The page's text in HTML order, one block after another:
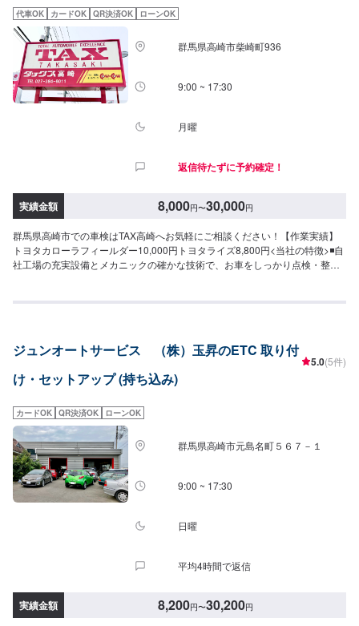
持ち込みパーツの詳細をご入力ください。〈代車について〉無料の代車ご用
意しております！愛車の作業中は代車をご利用ください！※代車の燃料代はお
客様にご負担いただいております。【定休日・営業時間】定休日：不定休営
業時間：9:00~18:00
代車OK カードOK QR決済OK ローンOK
群馬県高崎市柴崎町936
9:00 ~ 17:30
月曜
返信待たずに予約確定！
実績金額 8,000円〜30,000円
群馬県高崎市での車検はTAX高崎へお気軽にご相談ください！【作業実績】
トヨタカローラフィールダー10,000円トヨタライズ8,800円<当社の特徴>◾自
社工場の充実設備とメカニックの確かな技術で、お車をしっかり点検・整
様のご予算やご希望の時間に応じてプランをご提案！>★安く済ませたい…★
りにご納得いただければ作業開始【4】仕上がり次第納車-----納期について----
-納期は通常1日～2日程度で納車となります。(要相談)納期は前後する場合が
ございます。予めご了承ください。-----代車について-----無料の代車をご用意
にご負担いただいております。-----ご来店時の注意、受付方法-----入庫の際は
お気をつけてお越しください。駐車スペースは事務所前の空いているスペー
スに駐車してください。受付はスタッフへ「メンテモで予約しました」とお
伝えください。ご案内いたします。【定休日・営業時間】定休日：月曜日営
業時間：9:00~19:00※日曜日のみ9:00~18:00
ジュンオートサービス （株）玉昇のETC 取り付
け・セットアップ (持ち込み)
5.0(5件)
カードOK QR決済OK ローンOK
群馬県高崎市元島名町５６７－１
9:00 ~ 17:30
日曜
平均4時間で返信
実績金額 8,200円〜30,200円